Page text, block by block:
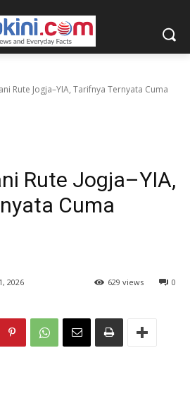
Rute Jogja–YIA, Tarifnya Ternyata Cuma
Rute Jogja–YIA,
Cuma
2026 0
629 views